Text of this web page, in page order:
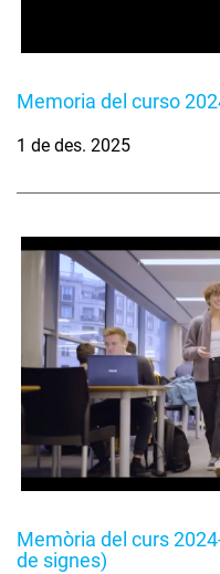
Memoria del curso
1 de des. 2025
Memòria del curs
de signes)